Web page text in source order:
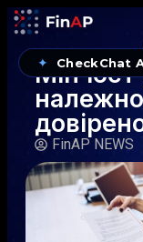
✦ CheckChat
Мін’юст
FinAP NEWS